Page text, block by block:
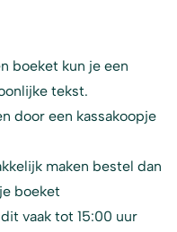
boeket kun je een
tekst.
door een kassakoopje
maken bestel dan
boeket
vaak tot 15:00 uur